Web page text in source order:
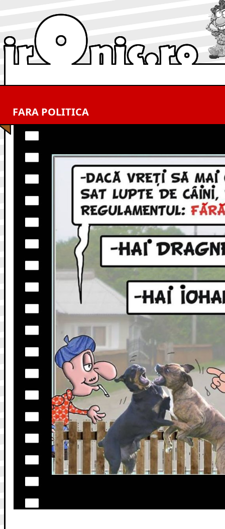
FARA POLITICA